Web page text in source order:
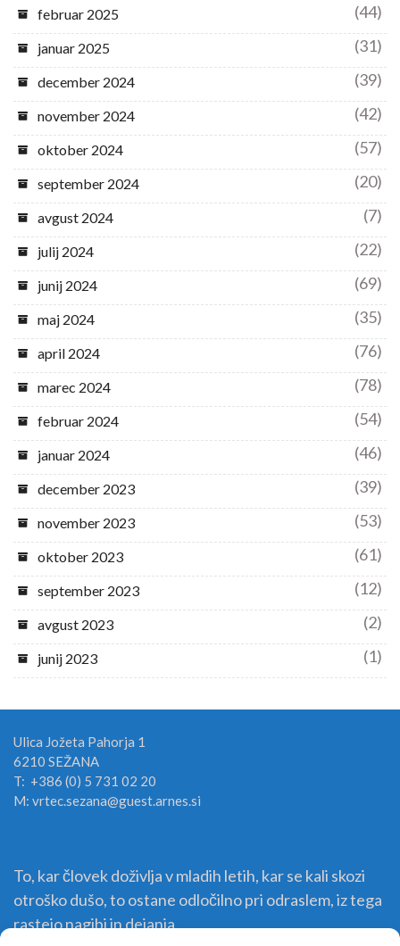
februar 2025 (44)
januar 2025 (31)
december 2024 (39)
november 2024 (42)
oktober 2024 (57)
september 2024 (20)
avgust 2024 (7)
julij 2024 (22)
junij 2024 (69)
maj 2024 (35)
april 2024 (76)
marec 2024 (78)
februar 2024 (54)
januar 2024 (46)
december 2023 (39)
november 2023 (53)
oktober 2023 (61)
september 2023 (12)
avgust 2023 (2)
junij 2023 (1)
Ulica Jožeta Pahorja 1
6210 SEŽANA
T: +386 (0) 5 731 02 20
M: vrtec.sezana@guest.arnes.si
To, kar človek doživlja v mladih letih, kar se kali skozi
otroško dušo, to ostane odločilno pri odraslem, iz tega
rastejo nagibi in dejanja.